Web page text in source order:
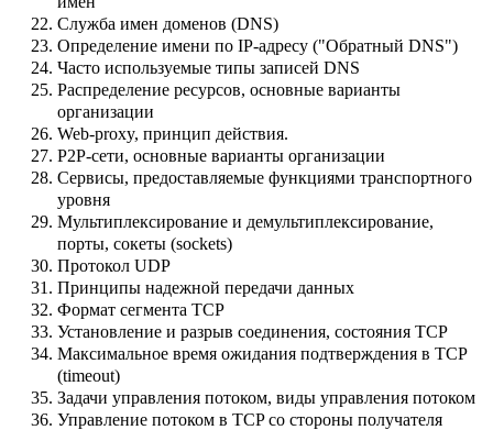
Служба имен доменов (DNS)
Определение имени по IP-адресу ("Обратный DNS")
Часто используемые типы записей DNS
Распределение ресурсов, основные варианты
организации
Web-proxy, принцип действия.
P2P-сети, основные варианты организации
Сервисы, предоставляемые функциями транспортного
уровня
Мультиплексирование и демультиплексирование,
порты, сокеты (sockets)
Протокол UDP
Принципы надежной передачи данных
Формат сегмента TCP
Установление и разрыв соединения, состояния TCP
Максимальное время ожидания подтверждения в TCP
(timeout)
Задачи управления потоком, виды управления потоком
Управление потоком в TCP со стороны получателя